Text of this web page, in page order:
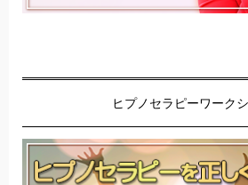
ヒプノセラピーワーク